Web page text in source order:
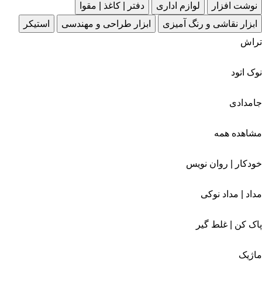
نوشت افزار لوازم اداری
دفتر | کاغذ | مقوا
ابزار نقاشی و رنگ آمیزی
ابزار طراحی و مهندسی
استیکر
تراش
نوک اتود
جامدادی
مشاهده همه
خودکار | روان نویس
مداد | مداد نوکی
پاک کن | غلط گیر
ماژیک